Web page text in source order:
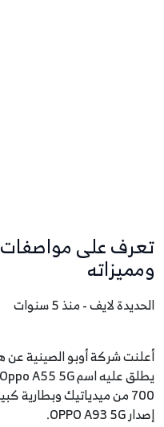
ومميزاته
الحديدة لايف - منذ 5 سنوات
أعلنت شركة أوبو الصينية عن
700 من ميدياتيك وبطارية
إصدار OPPO A93 5G.